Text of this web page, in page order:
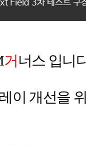
Field 3차 테스트 구
거 너스 입니
이 개선을